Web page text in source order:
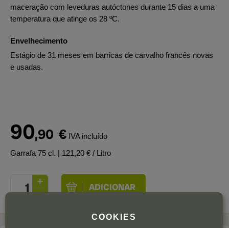
maceração com leveduras autóctones durante 15 dias a uma
temperatura que atinge os 28 ºC.
Envelhecimento
Estágio de 31 meses em barricas de carvalho francês novas
e usadas.
90,90 € IVA incluído
Garrafa 75 cl. | 121,20 € / Litro
COOKIES